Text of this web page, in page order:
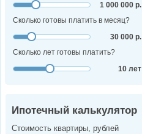
1 000 000 р.
Сколько готовы платить в месяц?
30 000 р.
Сколько лет готовы платить?
10 лет
Ипотечный калькулятор
Стоимость квартиры, рублей